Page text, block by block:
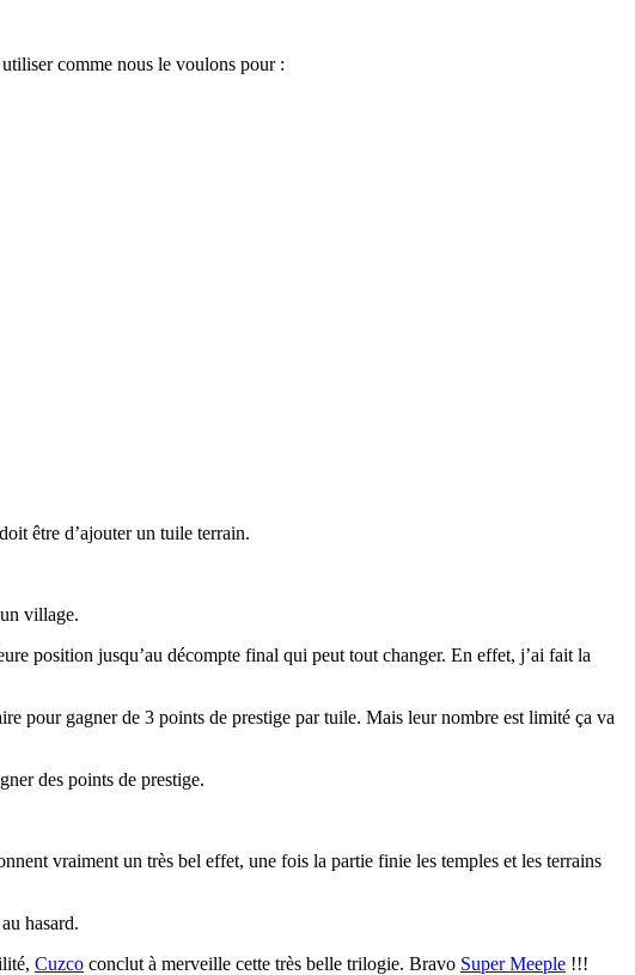
comme nous le voulons pour :
être d’ajouter un tuile terrain.
village.
position jusqu’au décompte final qui peut tout changer. En effet, j’ai fait la
pour gagner de 3 points de prestige par tuile. Mais leur nombre est limité ça va
des points de prestige.
vraiment un très bel effet, une fois la partie finie les temples et les terrains
hasard.
Cuzco conclut à merveille cette très belle trilogie. Bravo Super Meeple !!!